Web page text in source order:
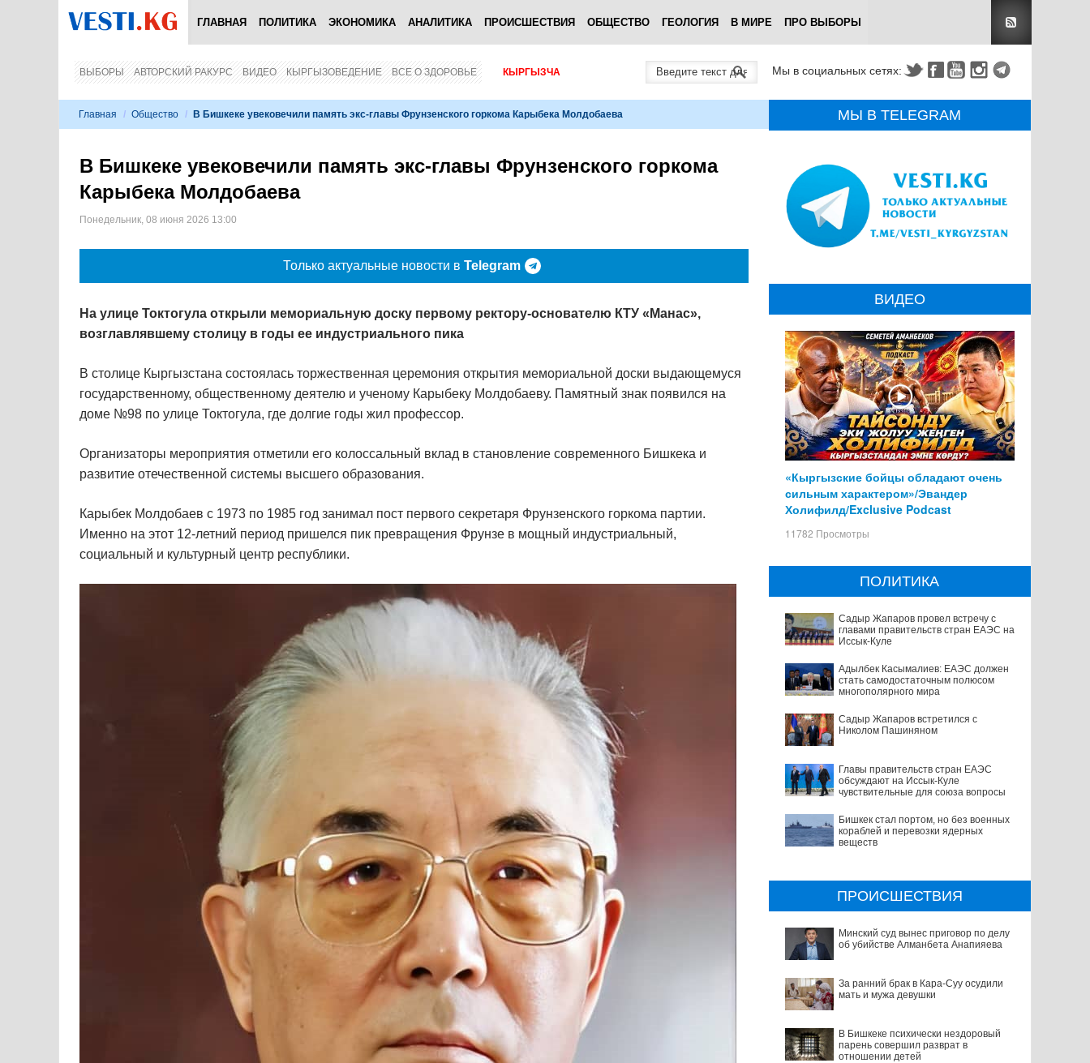
ГЛАВНАЯ ПОЛИТИКА ЭКОНОМИКА АНАЛИТИКА ПРОИСШЕСТВИЯ ОБЩЕСТВО ГЕОЛОГИЯ В МИРЕ ПРО ВЫБОРЫ
ВЫБОРЫ АВТОРСКИЙ РАКУРС ВИДЕО КЫРГЫЗОВЕДЕНИЕ ВСЕ О ЗДОРОВЬЕ КЫРГЫЗЧА Мы в социальных сетях:
Главная / Общество / В Бишкеке увековечили память экс-главы Фрунзенского горкома Карыбека Молдобаева
В Бишкеке увековечили память экс-главы Фрунзенского горкома
Карыбека Молдобаева
Понедельник, 08 июня 2026 13:00
Только актуальные новости в Telegram
На улице Токтогула открыли мемориальную доску первому ректору-основателю КТУ «Манас»,
возглавлявшему столицу в годы ее индустриального пика
В столице Кыргызстана состоялась торжественная церемония открытия мемориальной доски выдающемуся
государственному, общественному деятелю и ученому Карыбеку Молдобаеву. Памятный знак появился на
доме №98 по улице Токтогула, где долгие годы жил профессор.
Организаторы мероприятия отметили его колоссальный вклад в становление современного Бишкека и
развитие отечественной системы высшего образования.
Карыбек Молдобаев с 1973 по 1985 год занимал пост первого секретаря Фрунзенского горкома партии.
Именно на этот 12-летний период пришелся пик превращения Фрунзе в мощный индустриальный,
социальный и культурный центр республики.
МЫ В TELEGRAM
ВИДЕО
«Кыргызские бойцы обладают очень
сильным характером»/Эвандер
Холифилд/Exclusive Podcast
11782 Просмотры
ПОЛИТИКА
Садыр Жапаров провел встречу с
главами правительств стран ЕАЭС на
Иссык-Куле
Адылбек Касымалиев: ЕАЭС должен
стать самодостаточным полюсом
многополярного мира
Садыр Жапаров встретился с
Николом Пашиняном
Главы правительств стран ЕАЭС
обсуждают на Иссык-Куле
чувствительные для союза вопросы
Бишкек стал портом, но без военных
кораблей и перевозки ядерных
веществ
ПРОИСШЕСТВИЯ
Минский суд вынес приговор по делу
об убийстве Алманбета Анапияева
За ранний брак в Кара-Суу осудили
мать и мужа девушки
В Бишкеке психически нездоровый
парень совершил разврат в
отношении детей